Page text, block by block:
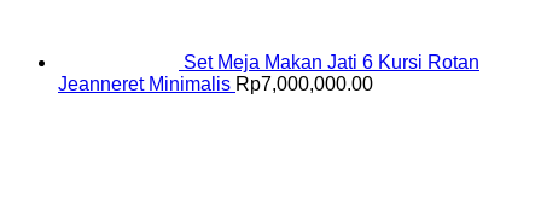
Set Meja Makan Jati 6 Kursi Rotan
Jeanneret Minimalis Rp7,000,000.00